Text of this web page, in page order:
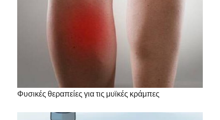
Φυσικές θεραπείες για τις μυϊκές κράμπες